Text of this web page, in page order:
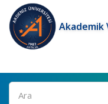
Akademik
Ara